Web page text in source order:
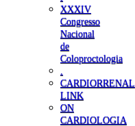
XXXIV
Congresso
Nacional
de
Coloproctologia
CARDIORRENAL
LINK
ON
CARDIOLOGIA